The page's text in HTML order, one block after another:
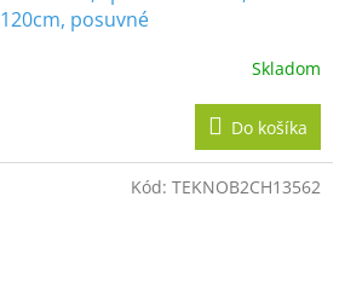
A
R
M
120cm, posuvné
Skladom
Do košíka
Kód: TEKNOB2CH13562